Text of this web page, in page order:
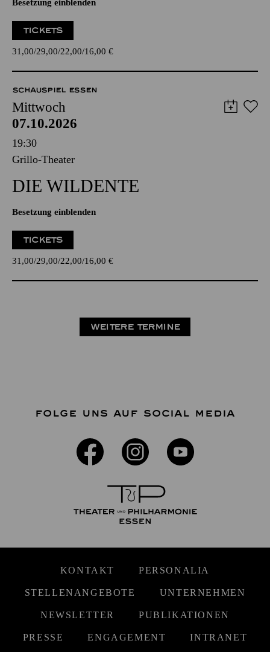
Besetzung einblenden
TICKETS
31,00 29,00 22,00 16,00 €
SCHAUSPIEL ESSEN
Mittwoch
07.10.2026
19:30
Grillo-Theater
DIE WILDENTE
Besetzung einblenden
TICKETS
31,00 29,00 22,00 16,00 €
WEITERE TERMINE
FOLGE UNS AUF SOCIAL MEDIA
KONTAKT PERSONALIA
STELLENANGEBOTE UNTERNEHMEN
NEWSLETTER PUBLIKATIONEN
PRESSE ENGAGEMENT INTRANET